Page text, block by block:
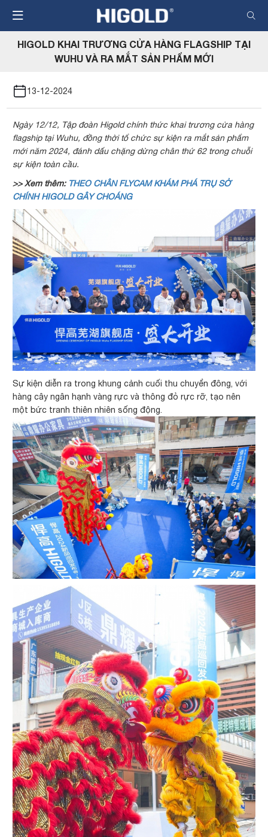
đến
nội
dungHIGOLD KHAI TRƯƠNG CỬA HÀNG FLAGSHIP TẠI
WUHU VÀ RA MẮT SẢN PHẨM MỚI
13-12-2024
Ngày 12/12, Tập đoàn Higold chính thức khai trương cửa hàng
flagship tại Wuhu, đồng thời tổ chức sự kiện ra mắt sản phẩm
mới năm 2024, đánh dấu chặng dừng chân thứ 62 trong chuỗi
sự kiện toàn cầu.
>> Xem thêm: THEO CHÂN FLYCAM KHÁM PHÁ TRỤ SỞ
CHÍNH HIGOLD GÂY CHOÁNG
Sự kiện diễn ra trong khung cảnh cuối thu chuyển đông, với
hàng cây ngân hạnh vàng rực và thông đỏ rực rỡ, tạo nên
một bức tranh thiên nhiên sống động.